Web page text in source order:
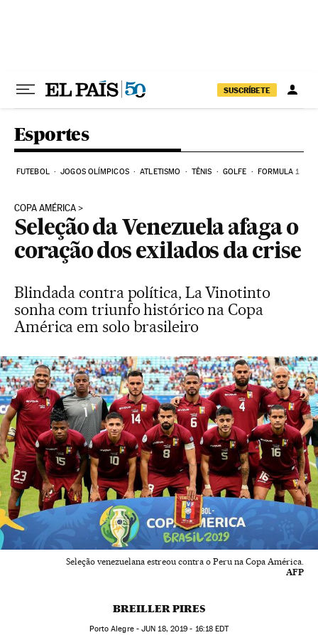
SUSCRÍBETE
Esportes
FUTEBOL JOGOS OLÍMPICOS ATLETISMO TÊNIS GOLFE FORMULA 1
COPA AMÉRICA
Seleção da Venezuela afaga o
coração dos exilados da crise
Blindada contra política, La Vinotinto
sonha com triunfo histórico na Copa
América em solo brasileiro
Seleção venezuelana estreou contra o Peru na Copa América.
AFP
BREILLER PIRES
Porto Alegre -JUN 18, 2019 - 16:18 EDT